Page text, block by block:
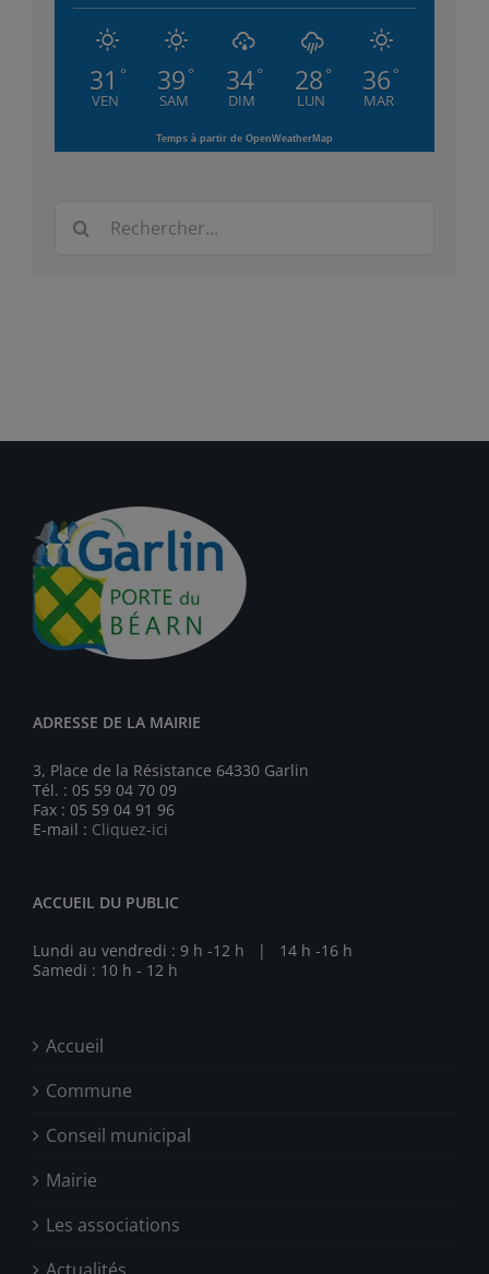
31 °
VEN
39 °
SAM
34°
DIM
28 °
LUN
36 °
MAR
Temps à partir de OpenWeatherMap
ADRESSE DE LA MAIRIE
3, Place de la Résistance 64330 Garlin
Tél. : 05 59 04 70 09
Fax : 05 59 04 91 96
E-mail : Cliquez-ici
ACCUEIL DU PUBLIC
Lundi au vendredi : 9 h -12 h | 14 h -16 h
Samedi : 10 h - 12 h
Accueil
Commune
Conseil municipal
Mairie
Les associations